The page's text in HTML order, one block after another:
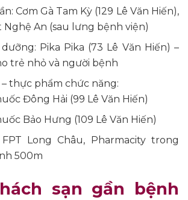
Cơm Gà Tam Kỳ (129 Lê Văn Hiến),
Nghệ An (sau lưng bệnh viện)
Pika Pika (73 Lê Văn Hiến) –
trẻ nhỏ và người bệnh
thực phẩm chức năng:
Đông Hải (99 Lê Văn Hiến)
Bảo Hưng (109 Lê Văn Hiến)
Long Châu, Pharmacity trong
500m
sạn gần bệnh